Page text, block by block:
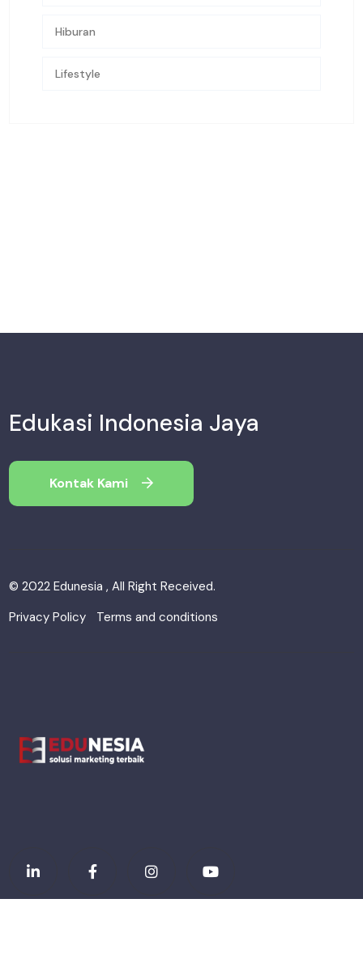
Hiburan
Lifestyle
Edukasi Indonesia Jaya
Kontak Kami
© 2022 Edunesia , All Right Received.
Privacy Policy
Terms and conditions